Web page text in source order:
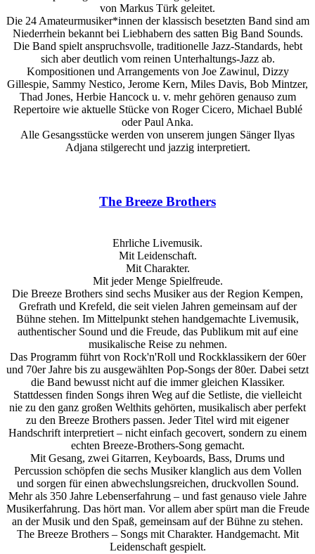
von Markus Türk geleitet.
Die 24 Amateurmusiker*innen der klassisch besetzten Band sind am
Niederrhein bekannt bei Liebhabern des satten Big Band Sounds.
Die Band spielt anspruchsvolle, traditionelle Jazz-Standards, hebt
sich aber deutlich vom reinen Unterhaltungs-Jazz ab.
Kompositionen und Arrangements von Joe Zawinul, Dizzy
Gillespie, Sammy Nestico, Jerome Kern, Miles Davis, Bob Mintzer,
Thad Jones, Herbie Hancock u. v. mehr gehören genauso zum
Repertoire wie aktuelle Stücke von Roger Cicero, Michael Bublé
oder Paul Anka.
Alle Gesangsstücke werden von unserem jungen Sänger Ilyas
Adjana stilgerecht und jazzig interpretiert.
The Breeze Brothers
Ehrliche Livemusik.
Mit Leidenschaft.
Mit Charakter.
Mit jeder Menge Spielfreude.
Die Breeze Brothers sind sechs Musiker aus der Region Kempen,
Grefrath und Krefeld, die seit vielen Jahren gemeinsam auf der
Bühne stehen. Im Mittelpunkt stehen handgemachte Livemusik,
authentischer Sound und die Freude, das Publikum mit auf eine
musikalische Reise zu nehmen.
Das Programm führt von Rock'n'Roll und Rockklassikern der 60er
und 70er Jahre bis zu ausgewählten Pop-Songs der 80er. Dabei setzt
die Band bewusst nicht auf die immer gleichen Klassiker.
Stattdessen finden Songs ihren Weg auf die Setliste, die vielleicht
nie zu den ganz großen Welthits gehörten, musikalisch aber perfekt
zu den Breeze Brothers passen. Jeder Titel wird mit eigener
Handschrift interpretiert – nicht einfach gecovert, sondern zu einem
echten Breeze-Brothers-Song gemacht.
Mit Gesang, zwei Gitarren, Keyboards, Bass, Drums und
Percussion schöpfen die sechs Musiker klanglich aus dem Vollen
und sorgen für einen abwechslungsreichen, druckvollen Sound.
Mehr als 350 Jahre Lebenserfahrung – und fast genauso viele Jahre
Musikerfahrung. Das hört man. Vor allem aber spürt man die Freude
an der Musik und den Spaß, gemeinsam auf der Bühne zu stehen.
The Breeze Brothers – Songs mit Charakter. Handgemacht. Mit
Leidenschaft gespielt.